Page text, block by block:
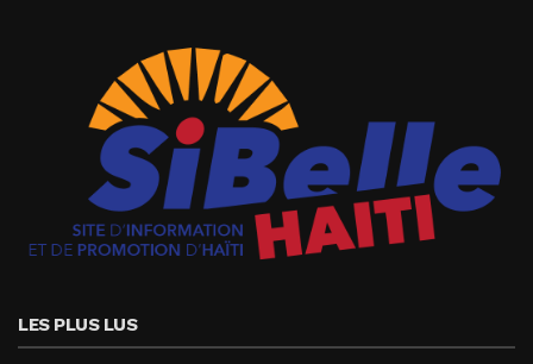
LES PLUS LUS